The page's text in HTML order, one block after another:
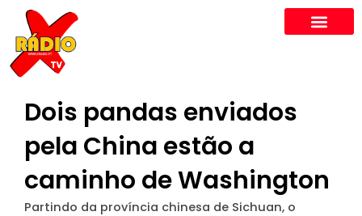
content
Dois pandas enviados
pela China estão a
caminho de Washington
Partindo da província chinesa de Sichuan, o